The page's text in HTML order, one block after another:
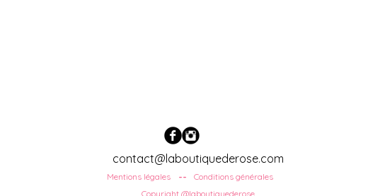
contact@laboutiquederose.com
Mentions légales Conditions générales
--
Copyright @laboutiquederose